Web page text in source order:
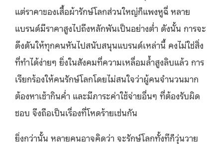
แต่ราคาของเสื้อผ้ารักษ์โลกส่วนใหญ่ก็แพงหูฉี่ หลาย
แบรนด์มีราคาสูงไปถึงหลักพันเป็นอย่างต่ำ ดังนั้น การจะ
ดึงดันให้ทุกคนหันไปสนับสนุนแบรนด์เหล่านี้ คงไม่ใช่สิ่ง
ที่ทำได้ง่ายๆ ยิ่งในสังคมที่ความเหลื่อมล้ำสูงลิบแล้ว การ
เรียกร้องให้คนรักษ์โลกโดยไม่สนใจว่าผู้คนจำนวนมาก
ต้องหาเช้ากินค่ำ และมีภาระค่าใช้จ่ายอื่นๆ ที่ต้องรับผิด
ชอบ จึงถือเป็นเรื่องที่โหดร้ายเช่นกัน
ยิ่งกว่านั้น หลายคนอาจคิดว่า จะรักษ์โลกทั้งทีก็วุ่นวาย